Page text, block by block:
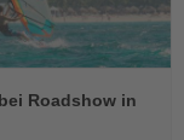
Roadshow in